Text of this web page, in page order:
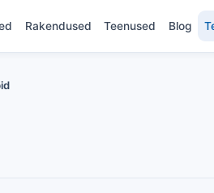
Rakendused Teenused Blog